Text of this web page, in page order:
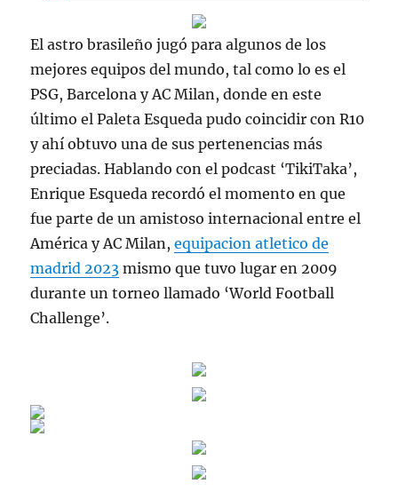
El astro brasileño jugó para algunos de los
mejores equipos del mundo, tal como lo es el
PSG, Barcelona y AC Milan, donde en este
último el Paleta Esqueda pudo coincidir con R10
y ahí obtuvo una de sus pertenencias más
preciadas. Hablando con el podcast ‘TikiTaka’,
Enrique Esqueda recordó el momento en que
fue parte de un amistoso internacional entre el
América y AC Milan,equipacion atletico de
madrid 2023 mismo que tuvo lugar en 2009
durante un torneo llamado ‘World Football
Challenge’.